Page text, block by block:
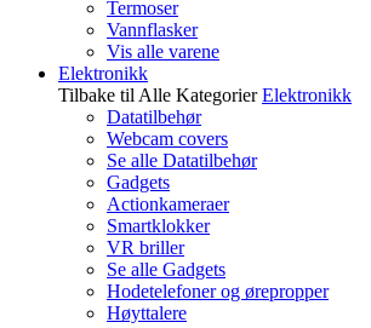
Termoser
Vannflasker
Vis alle varene
Elektronikk
Tilbake til Alle Kategorier Elektronikk
Datatilbehør
Webcam covers
Se alle Datatilbehør
Gadgets
Actionkameraer
Smartklokker
VR briller
Se alle Gadgets
Hodetelefoner og ørepropper
Høyttalere